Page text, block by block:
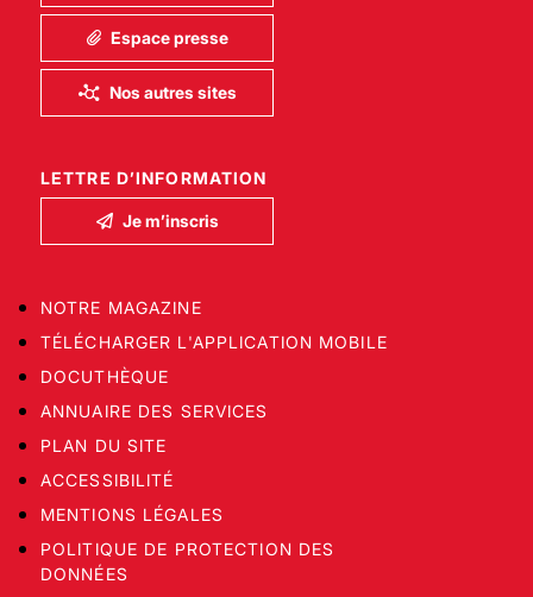
Espace presse
Nos autres sites
LETTRE D’INFORMATION
Je m’inscris
NOTRE MAGAZINE
TÉLÉCHARGER L'APPLICATION MOBILE
DOCUTHÈQUE
ANNUAIRE DES SERVICES
PLAN DU SITE
ACCESSIBILITÉ
MENTIONS LÉGALES
POLITIQUE DE PROTECTION DES
DONNÉES